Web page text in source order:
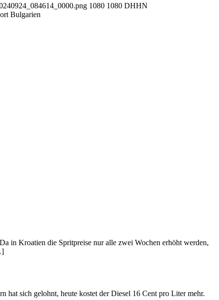
1080 1080 DHHN
Bulgarien
in Kroatien die Spritpreise nur alle zwei Wochen erhöht werden,
hat sich gelohnt, heute kostet der Diesel 16 Cent pro Liter mehr.